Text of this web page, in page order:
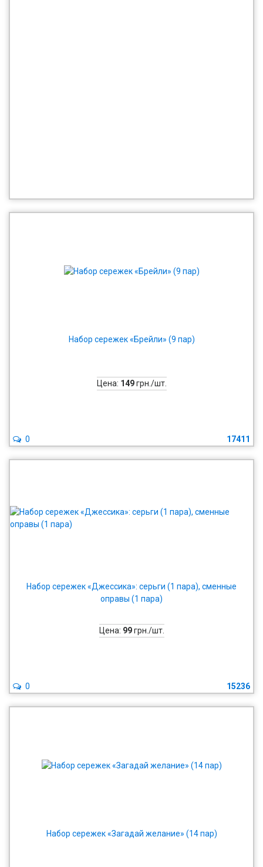
Набор сережек «Брейли» (9 пар)
Цена: 149грн./шт.
17411
0
Набор сережек «Джессика»: серьги (1 пара), сменные
оправы (1 пара)
Цена: 99грн./шт.
15236
0
Набор сережек «Загадай желание» (14 пар)